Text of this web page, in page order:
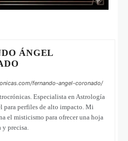
ÁNGEL
fernando-angel-coronado/
Especialista en Astrología
para perfiles de alto impacto. Mi
el misticismo para ofrecer una hoja
y precisa.